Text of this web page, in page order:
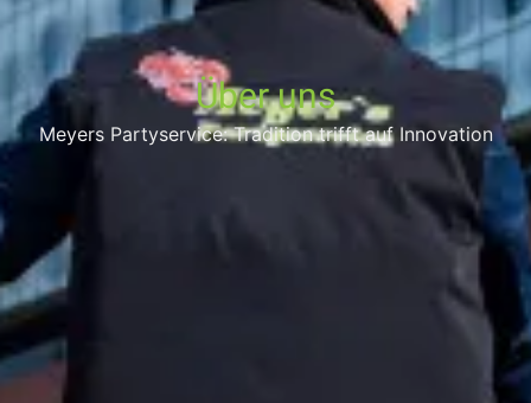
Über uns
Meyers Partyservice: Tradition trifft auf Innovation